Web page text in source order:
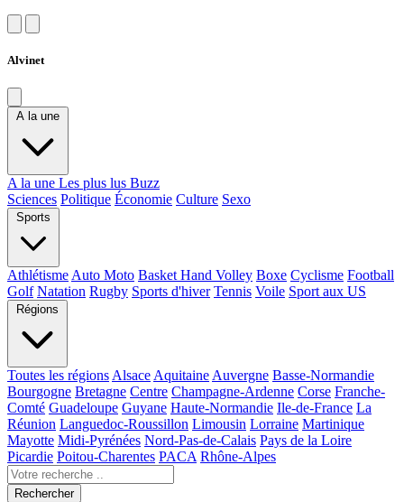
Alvinet
A la une
A la une Les plus lus Buzz
Sciences Politique Économie Culture Sexo
Sports
Athlétisme Auto Moto Basket Hand Volley Boxe Cyclisme Football
Golf Natation Rugby Sports d'hiver Tennis Voile Sport aux US
Régions
Toutes les régions Alsace Aquitaine Auvergne Basse-Normandie
Bourgogne Bretagne Centre Champagne-Ardenne Corse Franche-
Comté Guadeloupe Guyane Haute-Normandie Ile-de-France La
Réunion Languedoc-Roussillon Limousin Lorraine Martinique
Mayotte Midi-Pyrénées Nord-Pas-de-Calais Pays de la Loire
Picardie Poitou-Charentes PACA Rhône-Alpes
Rechercher